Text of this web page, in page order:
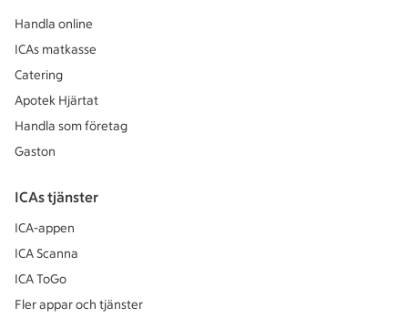
Handla online
ICAs matkasse
Catering
Apotek Hjärtat
Handla som företag
Gaston
ICAs tjänster
ICA-appen
ICA Scanna
ICA ToGo
Fler appar och tjänster